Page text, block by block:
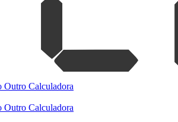
Outro Calculadora
Outro Calculadora